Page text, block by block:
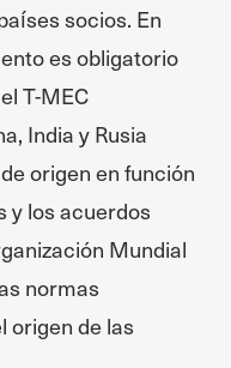
socios. En
es obligatorio
T-MEC
India y Rusia
origen en función
y los acuerdos
Mundial
normas
origen de las